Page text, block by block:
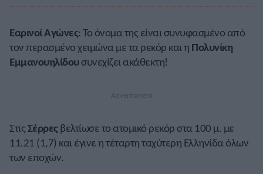
Εαρινοί Αγώνες: Το όνομα της είναι συνυφασμένο από
τον περασμένο χειμώνα με τα ρεκόρ και η Πολυνίκη
Εμμανουηλίδουσυνεχίζει ακάθεκτη!
ΣτιςΣέρρεςβελτίωσε το ατομικό ρεκόρ στα 100 μ. με
11.21 (1,7) και έγινε η τέταρτη ταχύτερη Ελληνίδα όλων
των εποχών.